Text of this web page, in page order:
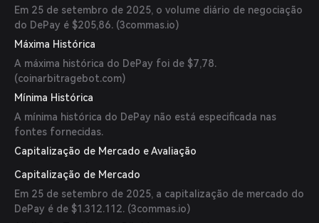
Em 25 de setembro de 2025, o volume diário de negociação
do DePay é $205,86. (3commas.io)
Máxima Histórica
A máxima histórica do DePay foi de $7,78.
(coinarbitragebot.com)
Mínima Histórica
A mínima histórica do DePay não está especificada nas
fontes fornecidas.
Capitalização de Mercado e Avaliação
Capitalização de Mercado
Em 25 de setembro de 2025, a capitalização de mercado do
DePay é de $1.312.112. (3commas.io)